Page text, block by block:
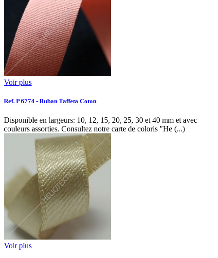
Voir plus
Ref. P 6774 - Ruban Taffeta Coton
Disponible en largeurs: 10, 12, 15, 20, 25, 30 et 40 mm et avec
couleurs assorties. Consultez notre carte de coloris "He (...)
Voir plus